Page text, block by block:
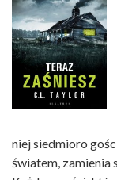
niej siedmioro
światem, zamienia